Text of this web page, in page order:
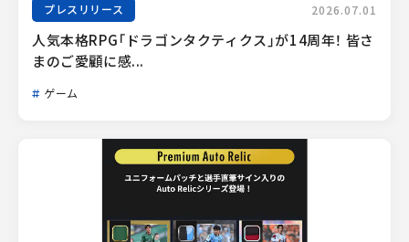
プレスリリース 2026.07.01
人気本格RPG「ドラゴンタクティクス」が14周年！ 皆さ
まのご愛顧に感...
ゲーム